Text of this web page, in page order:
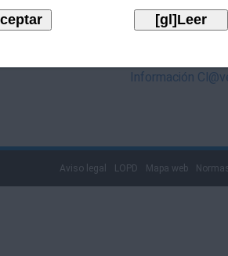
Información
Aviso legal LOPD Mapa web